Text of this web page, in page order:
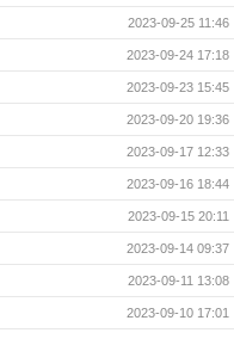
2023-09-25 11:46
2023-09-24 17:18
2023-09-23 15:45
2023-09-20 19:36
2023-09-17 12:33
2023-09-16 18:44
2023-09-15 20:11
2023-09-14 09:37
2023-09-11 13:08
2023-09-10 17:01